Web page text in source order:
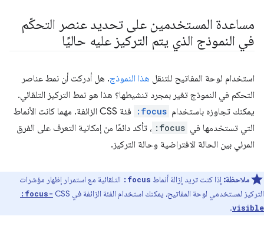
مساعدة المستخدمين على تحديد عنصر التحكّم
في النموذج الذي يتم التركيز عليه حاليًا
استخدام لوحة المفاتيح للتنقل هذا النموذج. هل أدركت أن نمط عناصر
التحكم في النموذج تغير بمجرد تنشيطها؟ هذا هو نمط التركيز التلقائي.
يمكنك تجاوزه باستخدام :focus
فئة CSS الزائفة. مهما كانت الأنماط
التي تستخدمها في :focus ، تأكد دائمًا من إمكانية التعرف على الفرق
المرئي بين الحالة الافتراضية وحالة التركيز.
ملاحظة: إذا كنت تريد إزالة أنماط :focus التلقائية مع استمرار إظهار مؤشرات
التركيز لمستخدمي لوحة المفاتيح، يمكنك استخدام الفئة الزائفة في CSS
:focus-
visible
.